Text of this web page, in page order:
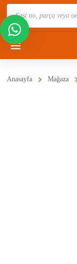
Ara
Anasayfa Mağaza